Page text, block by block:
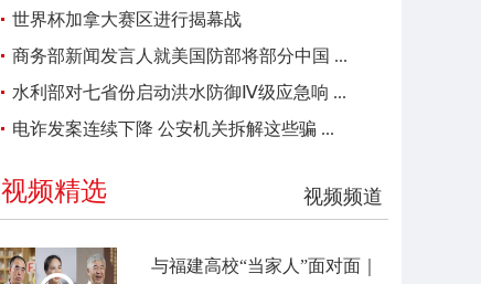
世界杯加拿大赛区进行揭幕战
商务部新闻发言人就美国防部将部分中国 ...
水利部对七省份启动洪水防御Ⅳ级应急响 ...
电诈发案连续下降 公安机关拆解这些骗 ...
视频频道
视频精选
与福建高校“当家人”面对面｜